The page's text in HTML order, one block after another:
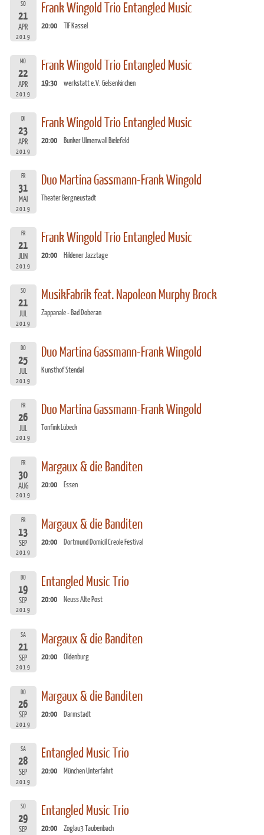
SO
21
APR
2019
Frank Wingold Trio Entangled Music
20:00 TIF Kassel
MO
22
APR
2019
Frank Wingold Trio Entangled Music
19:30 werkstatt e.V. Gelsenkirchen
DI
23
APR
2019
Frank Wingold Trio Entangled Music
20:00 Bunker Ulmenwall Bielefeld
FR
31
MAI
2019
Duo Martina Gassmann-Frank Wingold
Theater Bergneustadt
FR
21
JUN
2019
Frank Wingold Trio Entangled Music
20:00 Hildener Jazztage
SO
21
JUL
2019
MusikFabrik feat. Napoleon Murphy Brock
Zappanale - Bad Doberan
DO
25
JUL
2019
Duo Martina Gassmann-Frank Wingold
Kunsthof Stendal
FR
26
JUL
2019
Duo Martina Gassmann-Frank Wingold
Tonfink Lübeck
FR
30
AUG
2019
Margaux & die Banditen
20:00 Essen
FR
13
SEP
2019
Margaux & die Banditen
20:00 Dortmund Domicil Creole Festival
DO
19
SEP
2019
Entangled Music Trio
20:00 Neuss Alte Post
SA
21
SEP
2019
Margaux & die Banditen
20:00 Oldenburg
DO
26
SEP
2019
Margaux & die Banditen
20:00 Darmstadt
SA
28
SEP
2019
Entangled Music Trio
20:00 München Unterfahrt
SO
29
SEP
Entangled Music Trio
20:00 Zoglau3 Taubenbach